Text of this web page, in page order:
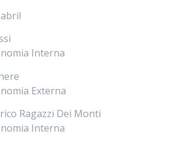
Interna
Externa
Ragazzi Dei Monti
Interna